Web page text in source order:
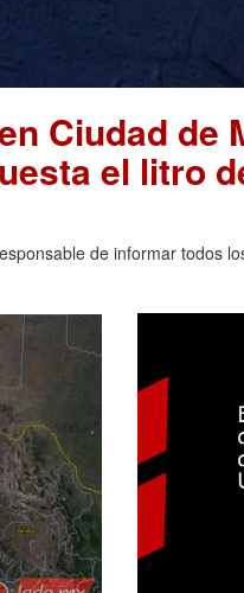
Ciudad de
el litro
de informar todos